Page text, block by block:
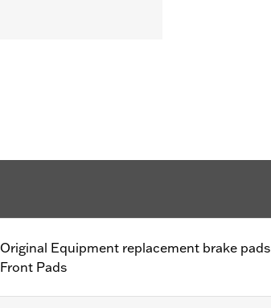
Original Equipment replacement brake pads
Front Pads